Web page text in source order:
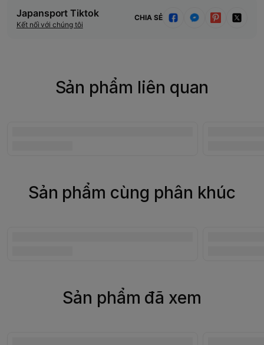
Japansport Tiktok
Kết nối với chúng tôi
CHIA SẺ
Sản phẩm liên quan
Sản phẩm cùng phân khúc
Sản phẩm đã xem